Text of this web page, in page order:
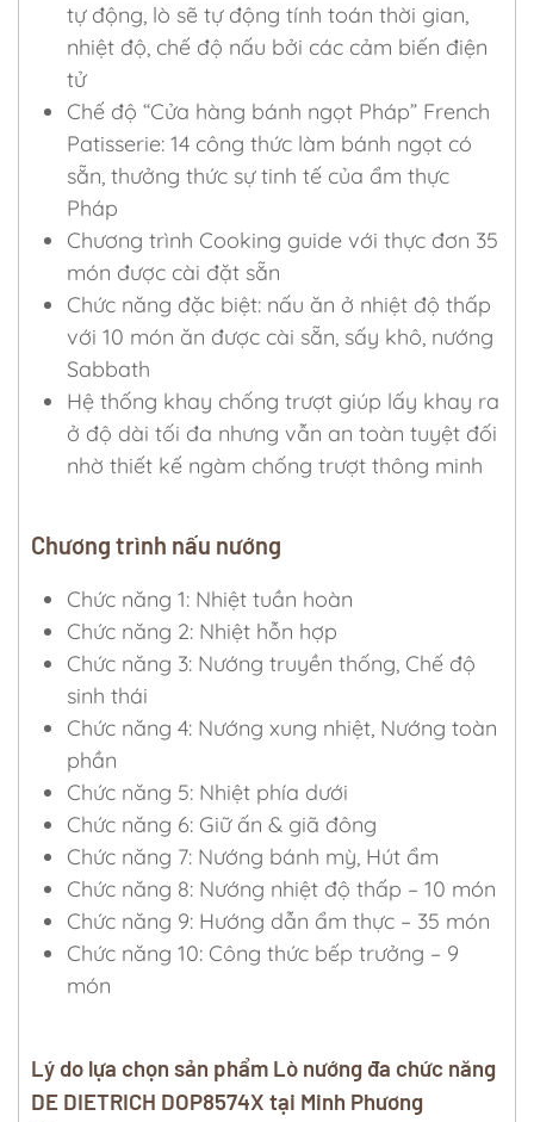
tự động, lò sẽ tự động tính toán thời gian,
nhiệt độ, chế độ nấu bởi các cảm biến điện
tử
Chế độ “Cửa hàng bánh ngọt Pháp” French
Patisserie: 14 công thức làm bánh ngọt có
sẵn, thưởng thức sự tinh tế của ẩm thực
Pháp
Chương trình Cooking guide với thực đơn 35
món được cài đặt sẵn
Chức năng đặc biệt: nấu ăn ở nhiệt độ thấp
với 10 món ăn được cài sẵn, sấy khô, nướng
Sabbath
Hệ thống khay chống trượt giúp lấy khay ra
ở độ dài tối đa nhưng vẫn an toàn tuyệt đối
nhờ thiết kế ngàm chống trượt thông minh
Chương trình nấu nướng
Chức năng 1: Nhiệt tuần hoàn
Chức năng 2: Nhiệt hỗn hợp
Chức năng 3: Nướng truyền thống, Chế độ
sinh thái
Chức năng 4: Nướng xung nhiệt, Nướng toàn
phần
Chức năng 5: Nhiệt phía dưới
Chức năng 6: Giữ ấn & giã đông
Chức năng 7: Nướng bánh mỳ, Hút ẩm
Chức năng 8: Nướng nhiệt độ thấp – 10 món
Chức năng 9: Hướng dẫn ẩm thực – 35 món
Chức năng 10: Công thức bếp trưởng – 9
món
Lý do lựa chọn sản phẩm Lò nướng đa chức năng
DE DIETRICH DOP8574X tại Minh Phương